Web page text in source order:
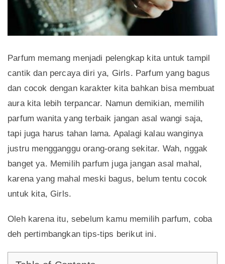
Parfum memang menjadi pelengkap kita untuk tampil
cantik dan percaya diri ya, Girls. Parfum yang bagus
dan cocok dengan karakter kita bahkan bisa membuat
aura kita lebih terpancar. Namun demikian, memilih
parfum wanita yang terbaik jangan asal wangi saja,
tapi juga harus tahan lama. Apalagi kalau wanginya
justru mengganggu orang-orang sekitar. Wah, nggak
banget ya. Memilih parfum juga jangan asal mahal,
karena yang mahal meski bagus, belum tentu cocok
untuk kita, Girls.
Oleh karena itu, sebelum kamu memilih parfum, coba
deh pertimbangkan tips-tips berikut ini.